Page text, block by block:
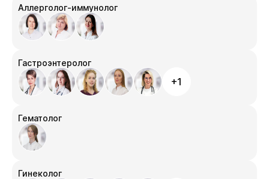
Аллерголог-иммунолог
Гастроэнтеролог
+1
Гематолог
Гинеколог